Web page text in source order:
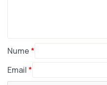
Nume *
Email *